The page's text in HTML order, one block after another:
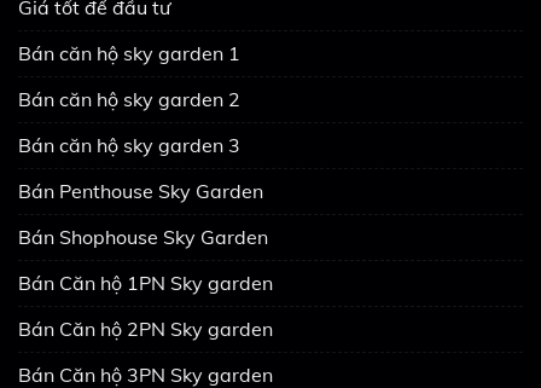
Giá tốt để đầu tư
Bán căn hộ sky garden 1
Bán căn hộ sky garden 2
Bán căn hộ sky garden 3
Bán Penthouse Sky Garden
Bán Shophouse Sky Garden
Bán Căn hộ 1PN Sky garden
Bán Căn hộ 2PN Sky garden
Bán Căn hộ 3PN Sky garden